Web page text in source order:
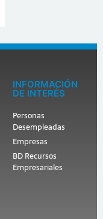
INFORMACIÓN
DE INTERÉS
Personas
Desempleadas
Empresas
BD Recursos
Empresariales